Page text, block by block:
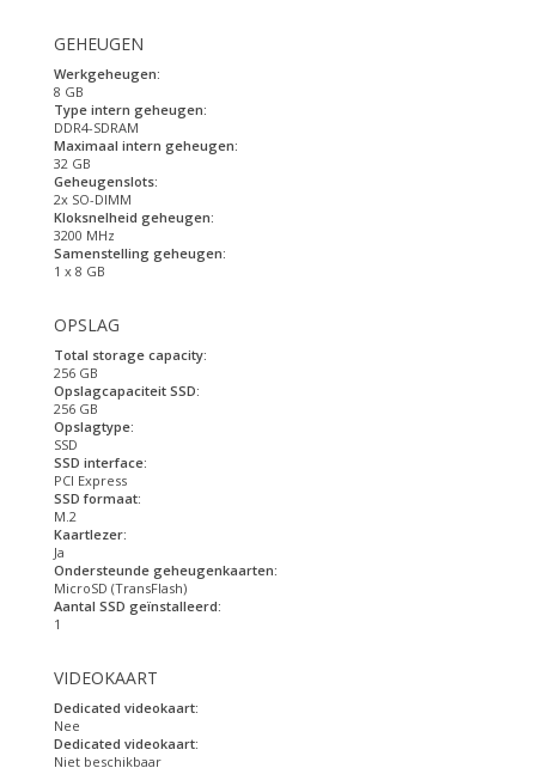
GEHEUGEN
Werkgeheugen:
8 GB
Type intern geheugen:
DDR4-SDRAM
Maximaal intern geheugen:
32 GB
Geheugenslots:
2x SO-DIMM
Kloksnelheid geheugen:
3200 MHz
Samenstelling geheugen:
1 x 8 GB
OPSLAG
Total storage capacity:
256 GB
Opslagcapaciteit SSD:
256 GB
Opslagtype:
SSD
SSD interface:
PCI Express
SSD formaat:
M.2
Kaartlezer:
Ja
Ondersteunde geheugenkaarten:
MicroSD (TransFlash)
Aantal SSD geïnstalleerd:
1
VIDEOKAART
Dedicated videokaart:
Nee
Dedicated videokaart:
Niet beschikbaar